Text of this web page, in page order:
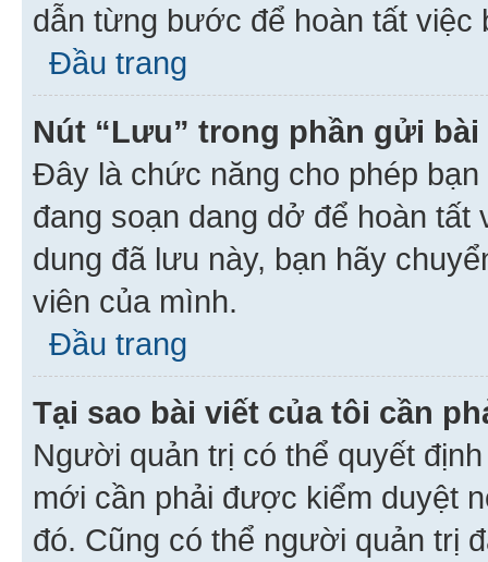
dẫn từng bước để hoàn tất việc
Đầu trang
Nút “Lưu” trong phần gửi
Đây là chức năng cho phép
đang soạn dang dở để hoàn
dung đã lưu này, bạn hãy
viên của mình.
Đầu trang
Tại sao bài viết của tôi cần
Người quản trị có thể quyết
mới cần phải được kiểm duyệt
đó. Cũng có thể người quản trị